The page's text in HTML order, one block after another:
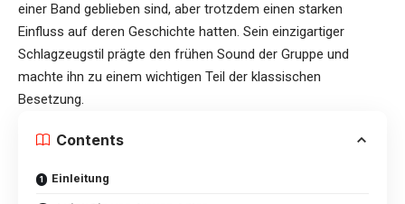
einer Band geblieben sind, aber trotzdem einen starken
Einfluss auf deren Geschichte hatten. Sein einzigartiger
Schlagzeugstil prägte den frühen Sound der Gruppe und
machte ihn zu einem wichtigen Teil der klassischen
Besetzung.
Contents
Einleitung